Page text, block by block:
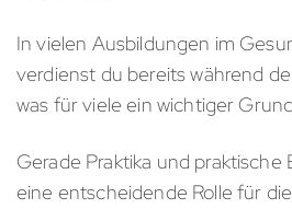
In vielen Ausbildungen im
verdienst du bereits während
was für viele ein wichtiger
Gerade Praktika und
eine entscheidende Rolle für